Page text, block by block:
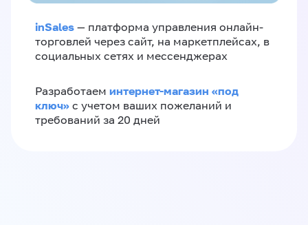
inSales — платформа управления онлайн-
торговлей через сайт, на маркетплейсах, в
социальных сетях и мессенджерах
Разработаем интернет-магазин «‎под
ключ»‎ с учетом ваших пожеланий и
требований за 20 дней